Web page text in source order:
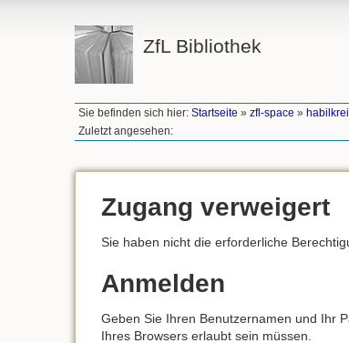
ZfL Bibliothek
Sie befinden sich hier:Startseite »zfl-space »
Zuletzt angesehen:
Zugang verweigert
Sie haben nicht die erforderliche
Anmelden
Geben Sie Ihren Benutzernamen und Ihr
Ihres Browsers erlaubt sein müssen.